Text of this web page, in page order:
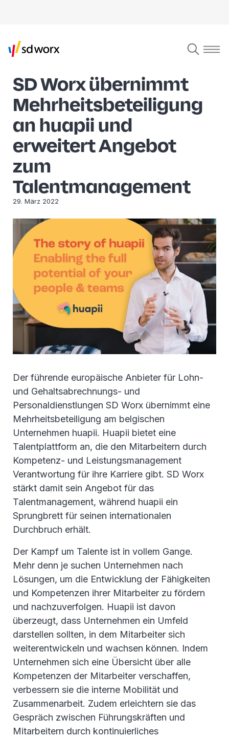
SD Worx übernimmt
Mehrheitsbeteiligung
an huapii und
erweitert Angebot
zum
Talentmanagement
29. März 2022
Der führende europäische Anbieter für Lohn-
und Gehaltsabrechnungs- und
Personaldienstlungen SD Worx übernimmt eine
Mehrheitsbeteiligung am belgischen
Unternehmen huapii. Huapii bietet eine
Talentplattform an, die den Mitarbeitern durch
Kompetenz- und Leistungsmanagement
Verantwortung für ihre Karriere gibt. SD Worx
stärkt damit sein Angebot für das
Talentmanagement, während huapii ein
Sprungbrett für seinen internationalen
Durchbruch erhält.
Der Kampf um Talente ist in vollem Gange.
Mehr denn je suchen Unternehmen nach
Lösungen, um die Entwicklung der Fähigkeiten
und Kompetenzen ihrer Mitarbeiter zu fördern
und nachzuverfolgen. Huapii ist davon
überzeugt, dass Unternehmen ein Umfeld
darstellen sollten, in dem Mitarbeiter sich
weiterentwickeln und wachsen können. Indem
Unternehmen sich eine Übersicht über alle
Kompetenzen der Mitarbeiter verschaffen,
verbessern sie die interne Mobilität und
Zusammenarbeit. Zudem erleichtern sie das
Gespräch zwischen Führungskräften und
Mitarbeitern durch kontinuierliches